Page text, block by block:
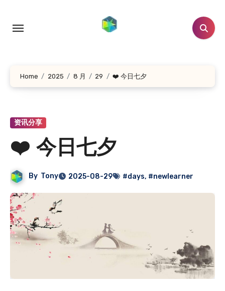
Home 2025 8 月 29 ❤️ 今日七夕
资讯分享
❤️ 今日七夕
By Tony 2025-08-29 #days, #newlearner